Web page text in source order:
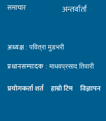
समाचार
अन्तर्वार्ता
अध्यक्ष : पवित्रा मुडभरी
प्रधानसम्पादक : माधवप्रसाद तिवारी
प्रयाेगकर्ता शर्त हाम्राे टिम विज्ञापन